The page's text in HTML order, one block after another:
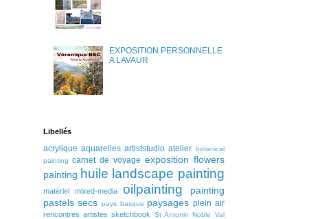
EXPOSITION PERSONNELLE
A LAVAUR
Libellés
acrylique aquarelles artiststudio atelier botanical
painting carnet de voyage exposition flowers
painting huile landscape painting
matériel mixed-media oilpainting
painting
pastels secs pays basque paysages plein air
rencontres artistes sketchbook
St Antonin Noble Val